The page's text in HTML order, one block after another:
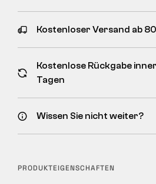
Kostenloser Versand ab
Kostenlose Rückgabe
Tagen
Wissen Sie nicht weiter?
PRODUKTEIGENSCHAFTEN